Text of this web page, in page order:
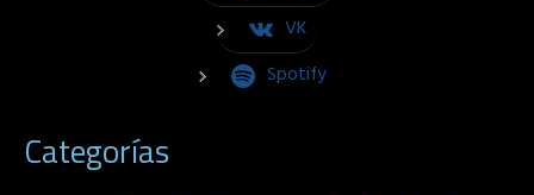
VK
Spotify
Categorías